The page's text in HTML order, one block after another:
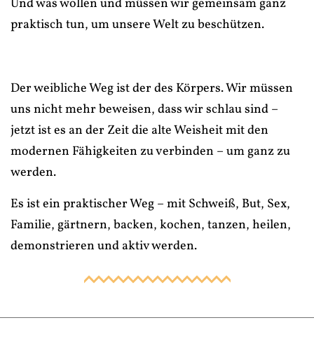
Und was wollen und müssen wir gemeinsam ganz
praktisch tun, um unsere Welt zu beschützen.
Der weibliche Weg ist der des Körpers. Wir müssen
uns nicht mehr beweisen, dass wir schlau sind –
jetzt ist es an der Zeit die alte Weisheit mit den
modernen Fähigkeiten zu verbinden – um ganz zu
werden.
Es ist ein praktischer Weg – mit Schweiß, But, Sex,
Familie, gärtnern, backen, kochen, tanzen, heilen,
demonstrieren und aktiv werden.